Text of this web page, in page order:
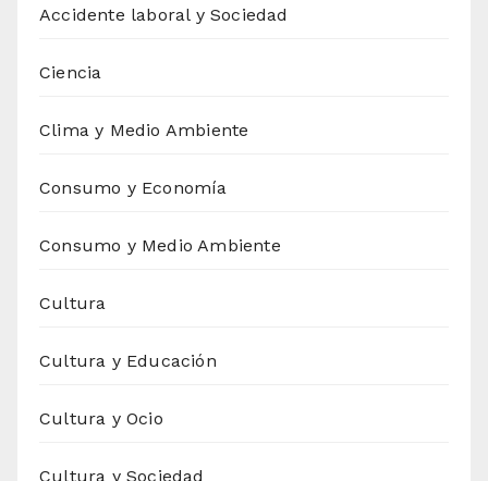
Accidente laboral y Sociedad
Ciencia
Clima y Medio Ambiente
Consumo y Economía
Consumo y Medio Ambiente
Cultura
Cultura y Educación
Cultura y Ocio
Cultura y Sociedad